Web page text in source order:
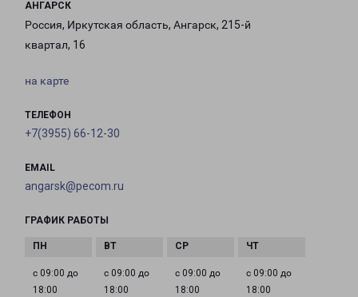
АНГАРСК
Россия, Иркутская область, Ангарск, 215-й
квартал, 16
на карте
ТЕЛЕФОН
+7(3955) 66-12-30
EMAIL
angarsk@pecom.ru
ГРАФИК РАБОТЫ
с 09:00 до
18:00
с 09:00 до
18:00
с 09:00 до
18:00
с 09:00 до
18:00